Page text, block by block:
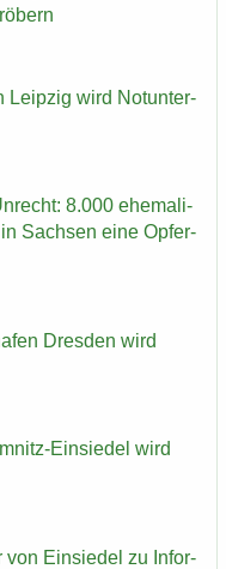
Leip­zig wird Not­un­ter­
8.000 ehe­ma­li­
Sach­sen eine Op­fer­
Dres­den wird
​Einsiedel wird
von Ein­sie­del zu In­for­